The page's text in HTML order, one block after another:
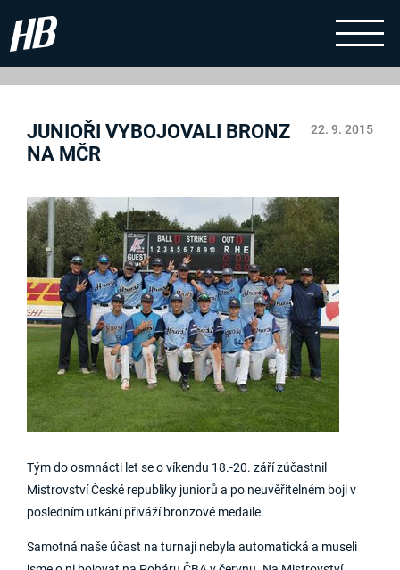
22. 9. 2015
JUNIOŘI VYBOJOVALI BRONZ
NA MČR
Tým do osmnácti let se o víkendu 18.-20. září zúčastnil
Mistrovství České republiky juniorů a po neuvěřitelném boji v
posledním utkání přiváží bronzové medaile.
Samotná naše účast na turnaji nebyla automatická a museli